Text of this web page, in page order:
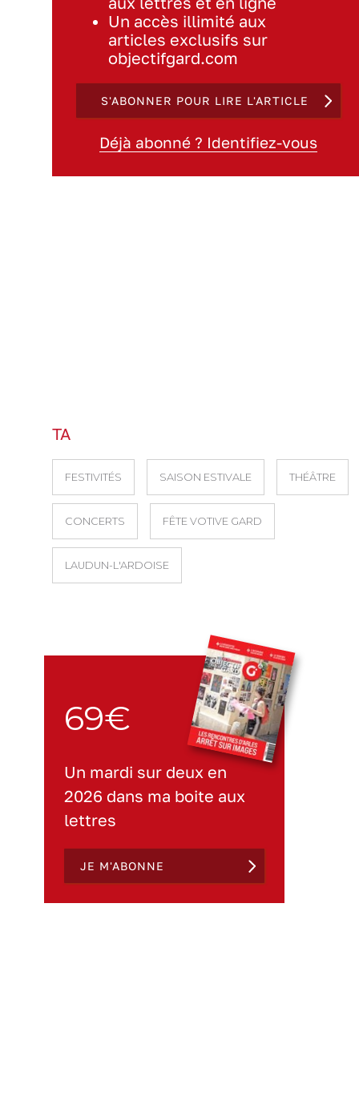
Un accès illimité aux
articles exclusifs sur
objectifgard.com
S'ABONNER POUR LIRE L'ARTICLE
Déjà abonné ? Identifiez-vous
TA
FESTIVITÉS SAISON ESTIVALE THÉÂTRE
CONCERTS FÊTE VOTIVE GARD
LAUDUN-L'ARDOISE
69€
Un mardi sur deux en
2026 dans ma boite aux
lettres
JE M'ABONNE